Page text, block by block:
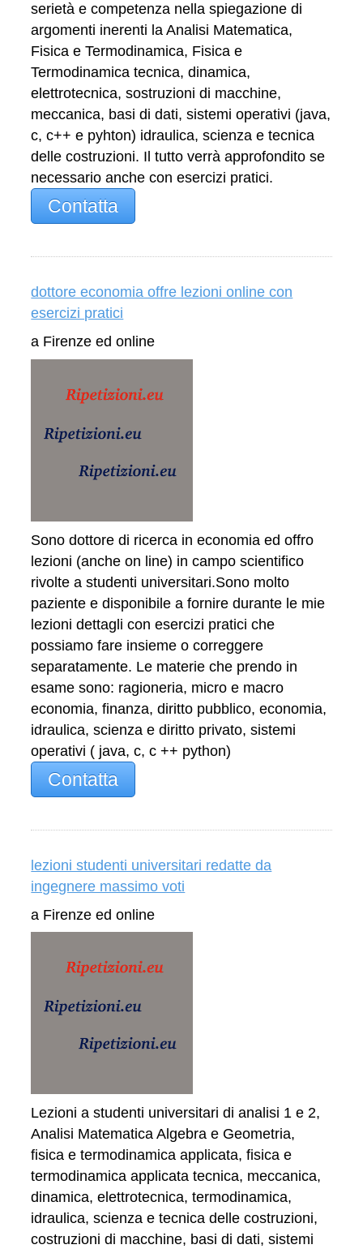
serietà e competenza nella spiegazione di
argomenti inerenti la Analisi Matematica,
Fisica e Termodinamica, Fisica e
Termodinamica tecnica, dinamica,
elettrotecnica, sostruzioni di macchine,
meccanica, basi di dati, sistemi operativi (java,
c, c++ e pyhton) idraulica, scienza e tecnica
delle costruzioni. Il tutto verrà approfondito se
necessario anche con esercizi pratici.
Contatta
dottore economia offre lezioni online con
esercizi pratici
a Firenze ed online
Sono dottore di ricerca in economia ed offro
lezioni (anche on line) in campo scientifico
rivolte a studenti universitari.Sono molto
paziente e disponibile a fornire durante le mie
lezioni dettagli con esercizi pratici che
possiamo fare insieme o correggere
separatamente. Le materie che prendo in
esame sono: ragioneria, micro e macro
economia, finanza, diritto pubblico, economia,
idraulica, scienza e diritto privato, sistemi
operativi ( java, c, c ++ python)
Contatta
lezioni studenti universitari redatte da
ingegnere massimo voti
a Firenze ed online
Lezioni a studenti universitari di analisi 1 e 2,
Analisi Matematica Algebra e Geometria,
fisica e termodinamica applicata, fisica e
termodinamica applicata tecnica, meccanica,
dinamica, elettrotecnica, termodinamica,
idraulica, scienza e tecnica delle costruzioni,
costruzioni di macchine, basi di dati, sistemi